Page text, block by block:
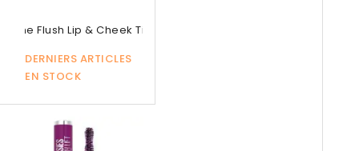
The Flush Lip & Cheek Tint –...
DERNIERS ARTICLES
EN STOCK